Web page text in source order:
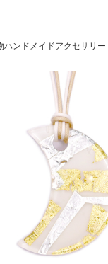
ハンドメイドアクセサリー